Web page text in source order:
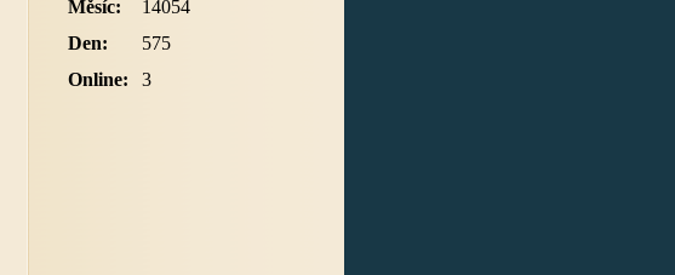
Online: 3
Měsíc:
14054
Den:
575